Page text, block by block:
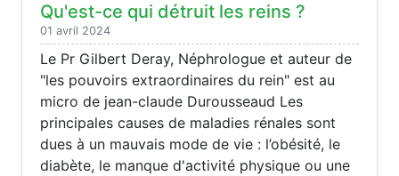
Qu'est-ce qui détruit les reins ?
01 avril 2024
Le Pr Gilbert Deray, Néphrologue et auteur de
"les pouvoirs extraordinaires du rein" est au
micro de jean-claude Durousseaud Les
principales causes de maladies rénales sont
dues à un mauvais mode de vie : l’obésité, le
diabète, le manque d'activité physique ou une